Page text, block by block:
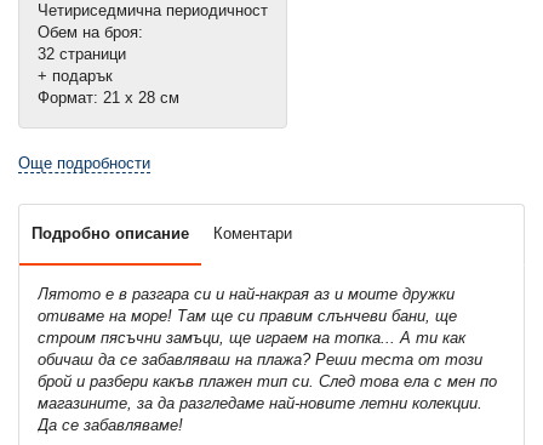
Четириседмична периодичност
Обем на броя:
32 страници
+ подарък
Формат: 21 х 28 см
Още подробности
Подробно описание Коментари
Лятото е в разгара си и най-накрая аз и моите дружки
отиваме на море! Там ще си правим слънчеви бани, ще
строим пясъчни замъци, ще играем на топка... А ти как
обичаш да се забавляваш на плажа? Реши теста от този
брой и разбери какъв плажен тип си. След това ела с мен по
магазините, за да разгледаме най-новите летни колекции.
Да се забавляваме!